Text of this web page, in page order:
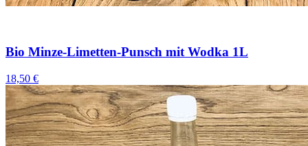
Bio Minze-Limetten-Punsch mit Wodka 1L
18,50 €